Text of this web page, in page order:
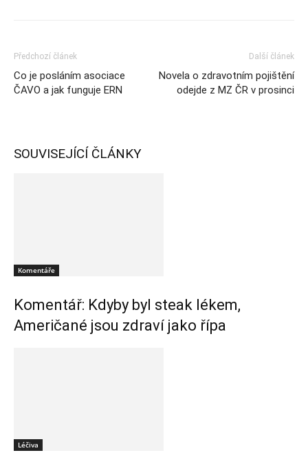
Předchozí článek
Co je posláním asociace
ČAVO a jak funguje ERN
Další článek
Novela o zdravotním pojištění
odejde z MZ ČR v prosinci
SOUVISEJÍCÍ ČLÁNKY
Komentáře
Komentář: Kdyby byl steak lékem,
Američané jsou zdraví jako řípa
Léčiva